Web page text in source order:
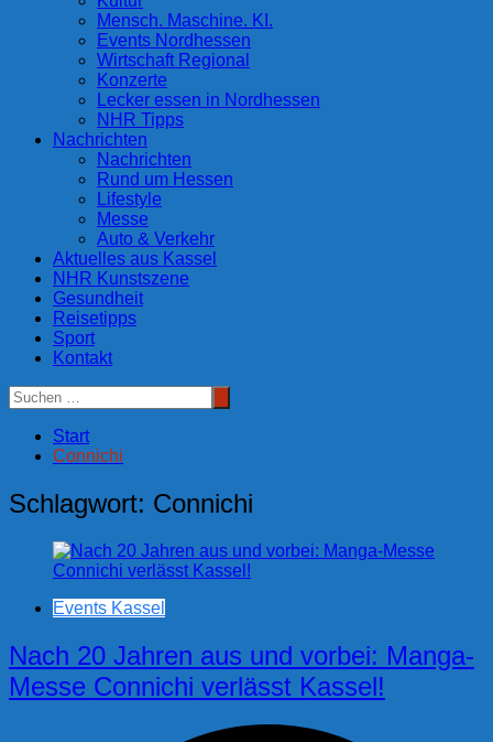
Mensch. Maschine. KI.
Events Nordhessen
Wirtschaft Regional
Konzerte
Lecker essen in Nordhessen
NHR Tipps
Nachrichten
Nachrichten
Rund um Hessen
Lifestyle
Messe
Auto & Verkehr
Aktuelles aus Kassel
NHR Kunstszene
Gesundheit
Reisetipps
Sport
Kontakt
Start
Connichi
Schlagwort: Connichi
Events Kassel
Nach 20 Jahren aus und vorbei: Manga-
Messe Connichi verlässt Kassel!